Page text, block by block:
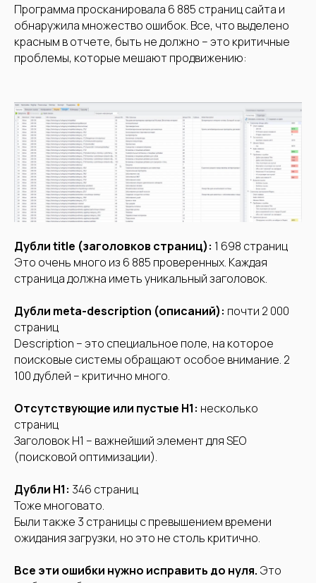
Программа просканировала 6 885 страниц сайта и
обнаружила множество ошибок. Все, что выделено
красным в отчете, быть не должно – это критичные
проблемы, которые мешают продвижению:
Дубли title (заголовков страниц): 1 698 страниц
Это очень много из 6 885 проверенных. Каждая
страница должна иметь уникальный заголовок.
Дубли meta-description (описаний): почти 2 000
страниц
Description – это специальное поле, на которое
поисковые системы обращают особое внимание. 2
100 дублей – критично много.
Отсутствующие или пустые H1: несколько
страниц
Заголовок H1 – важнейший элемент для SEO
(поисковой оптимизации).
Дубли H1: 346 страниц
Тоже многовато.
Были также 3 страницы с превышением времени
ожидания загрузки, но это не столь критично.
Все эти ошибки нужно исправить до нуля. Это